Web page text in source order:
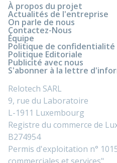
À propos du projet
Actualités de l'entreprise
On parle de nous
Contactez-Nous
Équipe
Politique de confidentialité
Politique Editoriale
Publicité avec nous
S'abonner à la lettre
Relotech SARL
9, rue du Laboratoire
L-1911 Luxembourg
Registre du commerce de
B274954
Permis d'exploitation n°